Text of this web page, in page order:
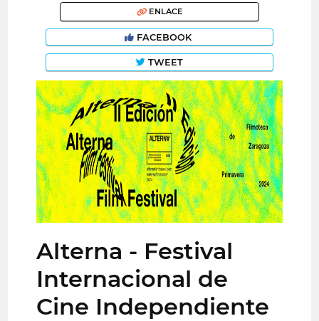
ENLACE
FACEBOOK
TWEET
Alterna - Festival
Internacional de
Cine Independiente